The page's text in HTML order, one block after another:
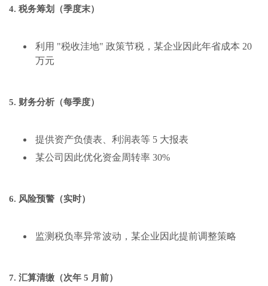
4. 税务筹划（季度末）
利用 "税收洼地" 政策节税，某企业因此年省成本 20
万元
5. 财务分析（每季度）
提供资产负债表、利润表等 5 大报表
某公司因此优化资金周转率 30%
6. 风险预警（实时）
监测税负率异常波动，某企业因此提前调整策略
7. 汇算清缴（次年 5 月前）